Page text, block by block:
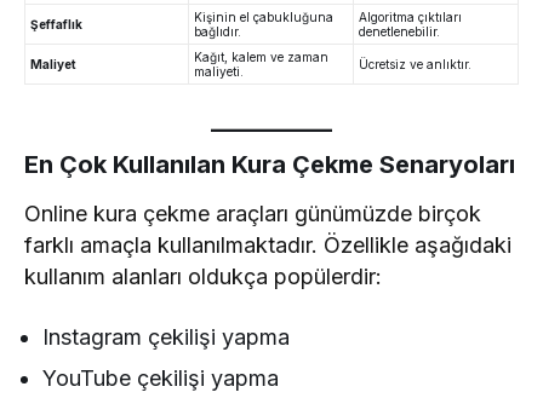
Şeffaflık
Kişinin el çabukluğuna
bağlıdır.
Algoritma çıktıları
denetlenebilir.
Maliyet
Kağıt, kalem ve zaman
maliyeti.
Ücretsiz ve anlıktır.
En Çok Kullanılan Kura Çekme Senaryoları
Online kura çekme araçları günümüzde birçok
farklı amaçla kullanılmaktadır. Özellikle aşağıdaki
kullanım alanları oldukça popülerdir:
Instagram çekilişi yapma
YouTube çekilişi yapma